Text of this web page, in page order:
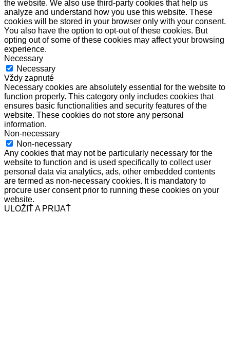
the website. We also use third-party cookies that help us
analyze and understand how you use this website. These
cookies will be stored in your browser only with your consent.
You also have the option to opt-out of these cookies. But
opting out of some of these cookies may affect your browsing
experience.
Necessary
Necessary
Vždy zapnuté
Necessary cookies are absolutely essential for the website to
function properly. This category only includes cookies that
ensures basic functionalities and security features of the
website. These cookies do not store any personal
information.
Non-necessary
Non-necessary
Any cookies that may not be particularly necessary for the
website to function and is used specifically to collect user
personal data via analytics, ads, other embedded contents
are termed as non-necessary cookies. It is mandatory to
procure user consent prior to running these cookies on your
website.
ULOŽIŤ A PRIJAŤ